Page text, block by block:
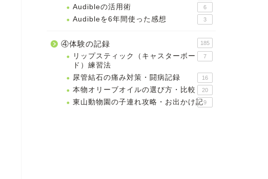
Audibleの活用術 6
Audibleを6年間使った感想 3
④体験の記録 185
リップスティック（キャスターボー
ド）練習法
7
尿管結石の痛み対策・闘病記録 16
本物オリーブオイルの選び方・比較 20
東山動物園の子連れ攻略・お出かけ記9